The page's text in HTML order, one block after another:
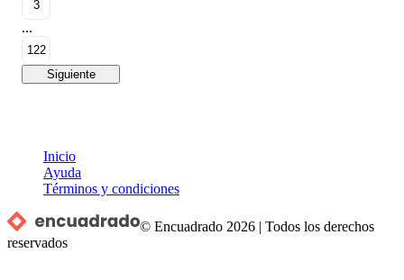
3
...
122
Siguiente
Inicio
Ayuda
Términos y condiciones
© Encuadrado 2026 |Todos los derechos
reservados